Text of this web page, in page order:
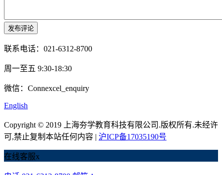
联系电话：021-6312-8700
周一至五 9:30-18:30
微信：Connexcel_enquiry
English
Copyright © 2019 上海夯学教育科技有限公司.版权所有.未经许
可,禁止复制本站任何内容 | 沪ICP备17035190号
在线客服x